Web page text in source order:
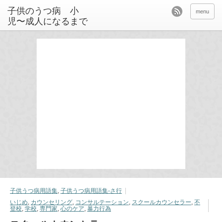
menu
子供うつ病用語集, 子供うつ病用語集-さ行
いじめ, カウンセリング, コンサルテーション, スクールカウンセラー, 不
登校, 学校, 専門家, 心のケア, 暴力行為